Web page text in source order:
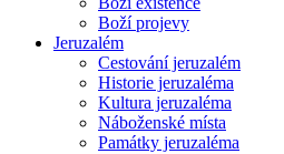
Boží projevy
Jeruzalém
Cestování jeruzalém
Historie jeruzaléma
Kultura jeruzaléma
Náboženské místa
Památky jeruzaléma